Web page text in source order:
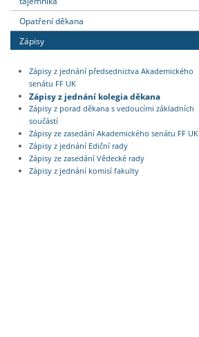
Opatření děkana
Zápisy
Zápisy z jednání předsednictva Akademického
senátu FF UK
Zápisy z jednání kolegia děkana
Zápisy z porad děkana s vedoucími základních
součástí
Zápisy ze zasedání Akademického senátu FF UK
Zápisy z jednání Ediční rady
Zápisy ze zasedání Vědecké rady
Zápisy z jednání komisí fakulty